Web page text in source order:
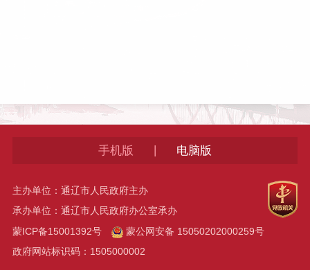
手机版 电脑版
主办单位：通辽市人民政府主办
承办单位：通辽市人民政府办公室承办
蒙ICP备15001392号
蒙公网安备 15050202000259号
政府网站标识码：1505000002